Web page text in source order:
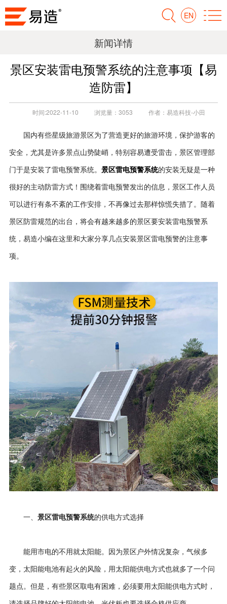
EN
新闻详情
景区安装雷电预警系统的注意事项【易
造防雷】
时间:2022-11-10 浏览量： 3053 作者： 易造科技-小田
国内有些星级旅游景区为了营造更好的旅游环境，保护游客的
安全，尤其是许多景点山势陡峭，特别容易遭受雷击，景区管理部
门于是安装了雷电预警系统。 景区雷电预警系统的安装无疑是一种
很好的主动防雷方式！围绕着雷电预警发出的信息，景区工作人员
可以进行有条不紊的工作安排，不再像过去那样惊慌失措了。随着
景区防雷规范的出台，将会有越来越多的景区要安装雷电预警系
统，易造小编在这里和大家分享几点安装景区雷电预警的注意事
项。
一、 景区雷电预警系统的供电方式选择
能用市电的不用就太阳能。因为景区户外情况复杂，气候多
变，太阳能电池有起火的风险，用太阳能供电方式也就多了一个问
题点。但是，有些景区取电有困难，必须要用太阳能供电方式时，